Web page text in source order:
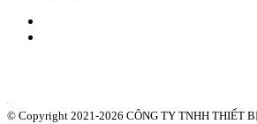
© Copyright 2021-2026 CÔNG TY TNHH THIẾT